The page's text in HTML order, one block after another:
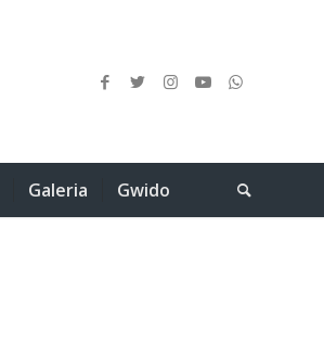
Galeria Gwido